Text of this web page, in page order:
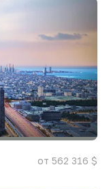
от 562 316 $